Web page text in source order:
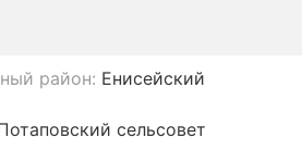
район: Енисейский
сельсовет